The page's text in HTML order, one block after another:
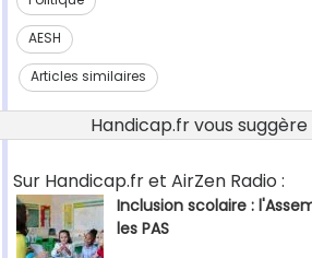
AESH
Articles similaires
Handicap.fr vous suggère
Sur Handicap.fr et AirZen Radio :
Inclusion scolaire :
les PAS